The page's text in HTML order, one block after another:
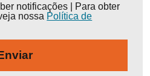
notificações | Para obter
nossa Política de